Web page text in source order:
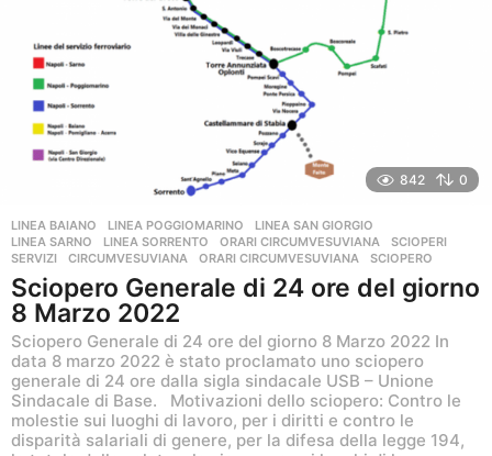
842 0
LINEA BAIANO ,LINEA POGGIOMARINO ,LINEA SAN GIORGIO
LINEA SARNO
,LINEA SORRENTO ,ORARI CIRCUMVESUVIANA ,SCIOPERI
SERVIZI
CIRCUMVESUVIANA ,ORARI CIRCUMVESUVIANA ,SCIOPERO
Sciopero Generale di 24 ore del giorno
8 Marzo 2022
Sciopero Generale di 24 ore del giorno 8 Marzo 2022 In
data 8 marzo 2022 è stato proclamato uno sciopero
generale di 24 ore dalla sigla sindacale USB – Unione
Sindacale di Base. Motivazioni dello sciopero: Contro le
molestie sui luoghi di lavoro, per i diritti e contro le
disparità salariali di genere, per la difesa della legge 194,